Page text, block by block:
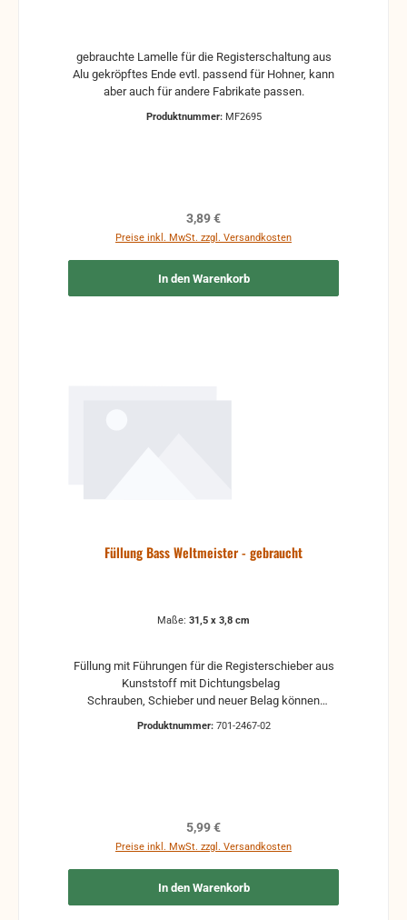
gebrauchte Lamelle für die Registerschaltung aus
Alu gekröpftes Ende evtl. passend für Hohner, kann
aber auch für andere Fabrikate passen.
Produktnummer: MF2695
Regulärer Preis:
3,89 €
Preise inkl. MwSt. zzgl. Versandkosten
In den Warenkorb
Füllung Bass Weltmeister - gebraucht
Maße: 31,5 x 3,8 cm
Füllung mit Führungen für die Registerschieber aus
Kunststoff mit Dichtungsbelag
Schrauben, Schieber und neuer Belag können
separat bestellt werden
Produktnummer: 701-2467-02
Regulärer Preis:
5,99 €
Preise inkl. MwSt. zzgl. Versandkosten
In den Warenkorb